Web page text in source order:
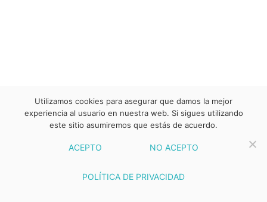
Utilizamos cookies para asegurar que damos la mejor
experiencia al usuario en nuestra web. Si sigues utilizando
este sitio asumiremos que estás de acuerdo.
ACEPTO NO ACEPTO
POLÍTICA DE PRIVACIDAD